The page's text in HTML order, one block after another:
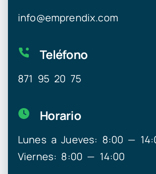
info@emprendix.com
Teléfono
871 95 20 75
Horario
Lunes a Jueves: 8:00 —
Viernes: 8:00 — 14:00